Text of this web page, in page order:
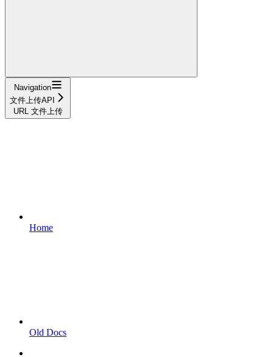
Navigation
文件上传API
URL 文件上传
Home
Old Docs